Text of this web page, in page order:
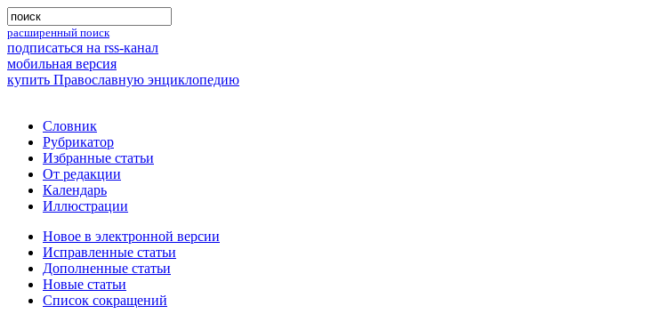
расширенный поиск
подписаться на rss-канал
мобильная версия
купить Православную энциклопедию
Словник
Рубрикатор
Избранные статьи
От редакции
Календарь
Иллюстрации
Новое в электронной версии
Исправленные статьи
Дополненные статьи
Новые статьи
Список сокращений